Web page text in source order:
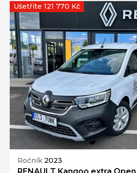
Ročník 2023
RENAULT Kangoo extra
Ušetříte 121 770 Kč